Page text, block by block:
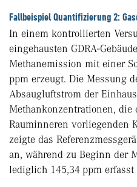
Fallbeispiel Quantifizierung 2:
In einem kontrollierten
eingehausten GDRA-
Methanemission mit einer
ppm erzeugt. Die Messung
Absaugluftstrom der
Methankonzentrationen,
Rauminneren vorliegenden
zeigte das
an, während zu Beginn der
lediglich 145,34 ppm erfasst